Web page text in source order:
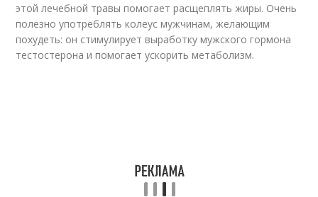
этой лечебной травы помогает расщеплять жиры. Очень
полезно употреблять колеус мужчинам, желающим
похудеть: он стимулирует выработку мужского гормона
тестостерона и помогает ускорить метаболизм.